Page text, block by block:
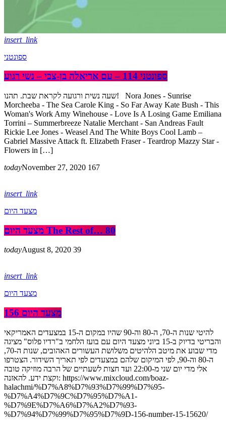
insert_link
ספונטני
ספונטני 114 – עם אריאלה בן-צבי – נשי רגוע
שעה נשית ורגועה לקראת שבת. תהנו! Nora Jones - Sunrise
Morcheeba - The Sea Carole King - So Far Away Kate Bush - This
Woman's Work Amy Winehouse - Love Is A Losing Game Emiliana
Torrini – Summerbreeze Natalie Merchant - San Andreas Fault
Rickie Lee Jones - Weasel And The White Boys Cool Lamb –
Gabriel Massive Attack ft. Elizabeth Fraser - Teardrop Mazzy Star -
Flowers in […]
todayNovember 27, 2020 167
insert_link
מצעד היום
מצעד היום The Rest of… 80
todayAugust 8, 2020 39
insert_link
מצעד היום
מצעד היום 156
להיטי שנות ה-70, ה-80 וה-90 שהיו במקום ה-15 במצעדים האמריקאי
והבריטי בדיוק ב-15 ביוני מצעד היום עם בועז הלחמי ב"רדיו פלוס" מציגה
מדי שבוע את מיטב הלהיטים משלושת העשורים האהובים, שנות ה-70,
ה-80 וה-90, לפי המיקום שלהם במצעדים לפי תאריך השידור. הצטרפו
אלי מדי יום שני מ-22:00 ועד חצות לשעתיים של הרבה מוזיקה טובה
וקצת ידע. להאזנה: https://www.mixcloud.com/boaz-
halachmi/%D7%A8%D7%93%D7%99%D7%95-
%D7%A4%D7%9C%D7%95%D7%A1-
%D7%9E%D7%A6%D7%A2%D7%93-
%D7%94%D7%99%D7%95%D7%9D-156-number-15-15620/